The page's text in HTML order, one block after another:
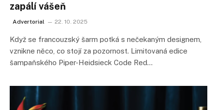
zapálí vášeň
Advertorial 22. 10. 2025
Když se francouzský šarm potká s nečekaným designem,
vznikne něco, co stojí za pozornost. Limitovaná edice
šampaňského Piper-Heidsieck Code Red…